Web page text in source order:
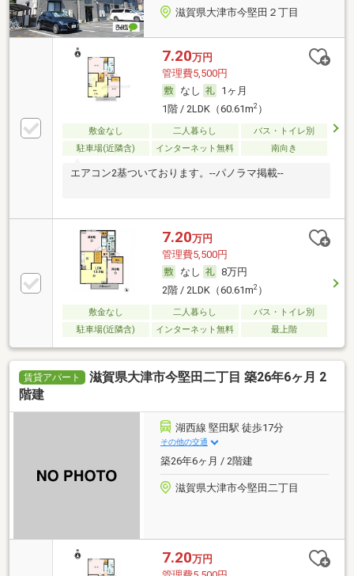
滋賀県大津市今堅田２丁目
7.20万円
管理費5,500円
なし
1ヶ月
1階 / 2LDK（60.61m2）
敷金なし 二人暮らし
バス・トイレ別
駐車場(近隣含)
インターネット無料 南向き
エアコン2基ついております。--パノラマ掲載--
7.20万円
管理費5,500円
なし
8万円
2階 / 2LDK（60.61m2）
敷金なし 二人暮らし
バス・トイレ別
駐車場(近隣含)
インターネット無料 最上階
賃貸アパート
滋賀県大津市今堅田二丁目 築26年6ヶ月 2
階建
湖西線 堅田駅 徒歩17分
その他の交通
築26年6ヶ月 / 2階建
滋賀県大津市今堅田二丁目
7.20万円